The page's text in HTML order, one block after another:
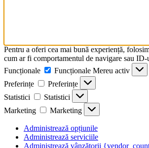
Pentru a oferi cea mai bună experiență,
cum ar fi comportamentul de navigare sau
Funcționale
Funcționale Mereu activ
Preferințe
Preferințe
Statistici
Statistici
Marketing
Marketing
Administrează opțiunile
Administrează serviciile
Administrează vânzătorii